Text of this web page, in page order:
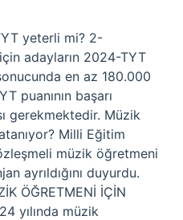
yeterli mi? 2-
adayların 2024-TYT
en az 180.000
puanının başarı
gerekmektedir. Müzik
Milli Eğitim
müzik öğretmeni
ayrıldığını duyurdu.
ÖĞRETMENİ İÇİN
yılında müzik